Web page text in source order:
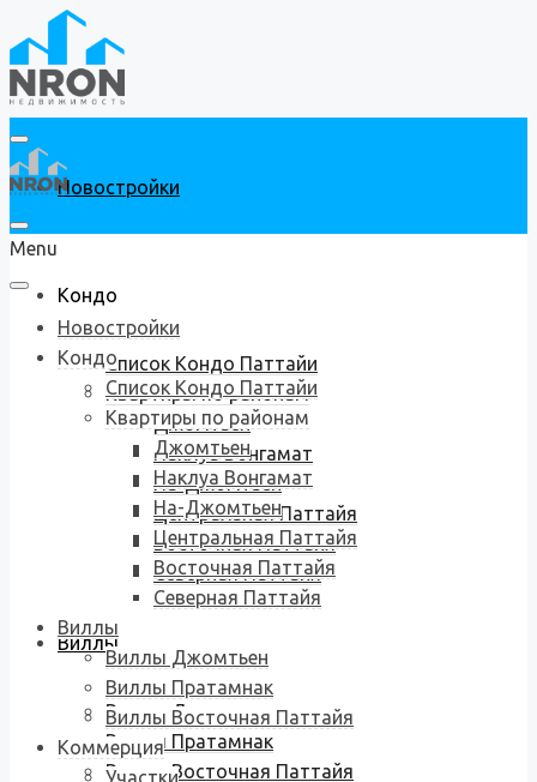
Новостройки
Кондо
Список Кондо Паттайи
Квартиры по районам
Джомтьен
Наклуа Вонгамат
На-Джомтьен
Центральная Паттайя
Восточная Паттайя
Северная Паттайя
Виллы
Виллы Джомтьен
Виллы Пратамнак
Виллы Восточная Паттайя
Menu
Новостройки
Кондо
Список Кондо Паттайи
Квартиры по районам
Джомтьен
Наклуа Вонгамат
На-Джомтьен
Центральная Паттайя
Восточная Паттайя
Северная Паттайя
Виллы
Виллы Джомтьен
Виллы Пратамнак
Виллы Восточная Паттайя
Коммерция
Участки